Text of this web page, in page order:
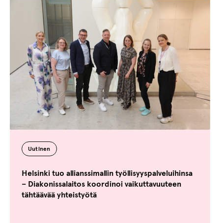
Uutinen
Helsinki tuo allianssimallin työllisyyspalveluihinsa
– Diakonissalaitos koordinoi vaikuttavuuteen
tähtäävää yhteistyötä